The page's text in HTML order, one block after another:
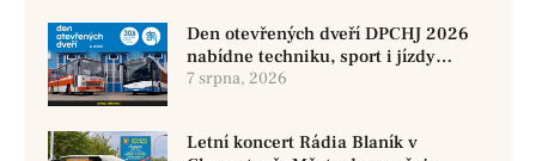
Den otevřených dveří DPCHJ 2026
nabídne techniku, sport i jízdy
historickými vozy
7 srpna, 2026
Letní koncert Rádia Blaník v